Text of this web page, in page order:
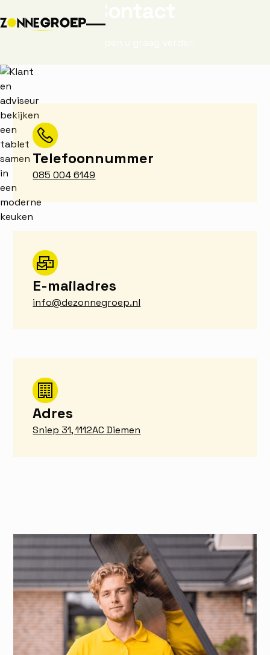
Telefoonnummer
085 004 6149
E-mailadres
info@dezonnegroep.nl
Adres
Sniep 31, 1112AC Diemen